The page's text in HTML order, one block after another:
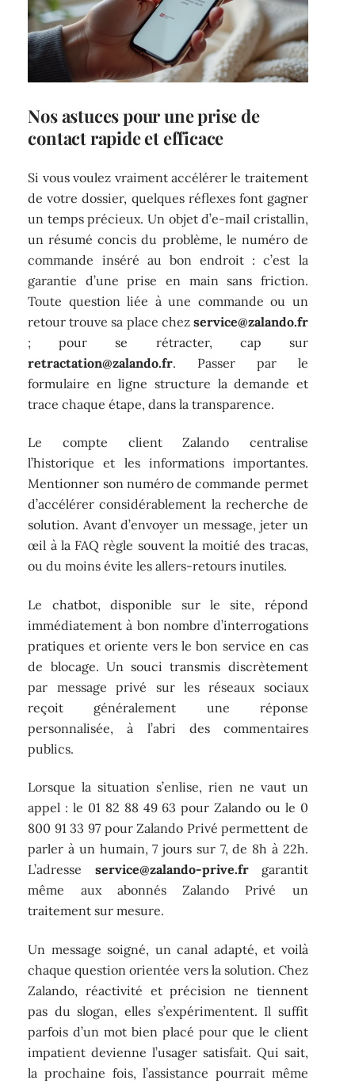
Nos astuces pour une prise de
contact rapide et efficace
Si vous voulez vraiment accélérer le traitement
de votre dossier, quelques réflexes font gagner
un temps précieux. Un objet d’e-mail cristallin,
un résumé concis du problème, le numéro de
commande inséré au bon endroit : c’est la
garantie d’une prise en main sans friction.
Toute question liée à une commande ou un
retour trouve sa place chez service@zalando.fr
; pour se rétracter, cap sur
retractation@zalando.fr. Passer par le
formulaire en ligne structure la demande et
trace chaque étape, dans la transparence.
Le compte client Zalando centralise
l’historique et les informations importantes.
Mentionner son numéro de commande permet
d’accélérer considérablement la recherche de
solution. Avant d’envoyer un message, jeter un
œil à la FAQ règle souvent la moitié des tracas,
ou du moins évite les allers-retours inutiles.
Le chatbot, disponible sur le site, répond
immédiatement à bon nombre d’interrogations
pratiques et oriente vers le bon service en cas
de blocage. Un souci transmis discrètement
par message privé sur les réseaux sociaux
reçoit généralement une réponse
personnalisée, à l’abri des commentaires
publics.
Lorsque la situation s’enlise, rien ne vaut un
appel : le 01 82 88 49 63 pour Zalando ou le 0
800 91 33 97 pour Zalando Privé permettent de
parler à un humain, 7 jours sur 7, de 8h à 22h.
L’adresse service@zalando-prive.frgarantit
même aux abonnés Zalando Privé un
traitement sur mesure.
Un message soigné, un canal adapté, et voilà
chaque question orientée vers la solution. Chez
Zalando, réactivité et précision ne tiennent
pas du slogan, elles s’expérimentent. Il suffit
parfois d’un mot bien placé pour que le client
impatient devienne l’usager satisfait. Qui sait,
la prochaine fois, l’assistance pourrait même